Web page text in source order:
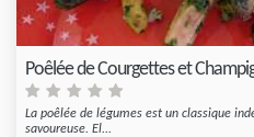
Poêlée de Courgettes et
La poêlée de légumes est un classique
savoureuse. El...